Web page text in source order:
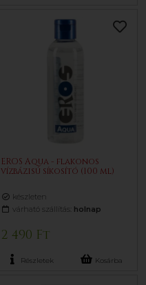
EROS Aqua - flakonos
vízbázisú síkosító (100 ml)
készleten
várható szállítás: holnap
2 490 Ft
Részletek Kosárba